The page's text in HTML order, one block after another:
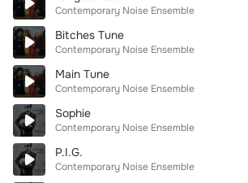
Contemporary Noise Ensemble
Bitches Tune
Contemporary Noise Ensemble
Main Tune
Contemporary Noise Ensemble
Sophie
Contemporary Noise Ensemble
P.I.G.
Contemporary Noise Ensemble